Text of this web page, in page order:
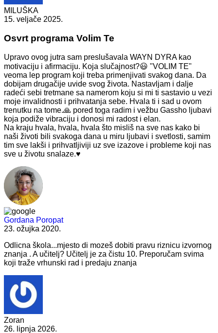
MILUŠKA
15. veljače 2025.
Osvrt programa Volim Te
Upravo ovog jutra sam preslušavala WAYN DYRA kao
motivaciju i afirmaciju. Koja slučajnost?😃 "VOLIM TE"
veoma lep program koji treba primenjivati svakog dana. Da
dobijam drugačije uvide svog života. Nastavljam i dalje
radeći sebi tretmane sa namerom koju si mi ti sastavio u vezi
moje invalidnosti i prihvatanja sebe. Hvala ti i sad u ovom
trenutku na tome.🙏 pored toga radim i vežbu Gassho ljubavi
koja podiže vibraciju i donosi mi radost i elan.
Na kraju hvala, hvala, hvala što misliš na sve nas kako bi
naši životi bili svakoga dana u miru ljubavi i svetlosti, samim
tim sve lakši i prihvatljiviji uz sve izazove i probleme koji nas
sve u životu snalaze.♥️
Gordana Poropat
23. ožujka 2020.
Odlicna škola...mjesto di mozeš dobiti pravu riznicu izvornog
znanja . A učitelj? Učitelj je za čistu 10. Preporučam svima
koji traže vrhunski rad i predaju znanja
Zoran
26. lipnja 2026.